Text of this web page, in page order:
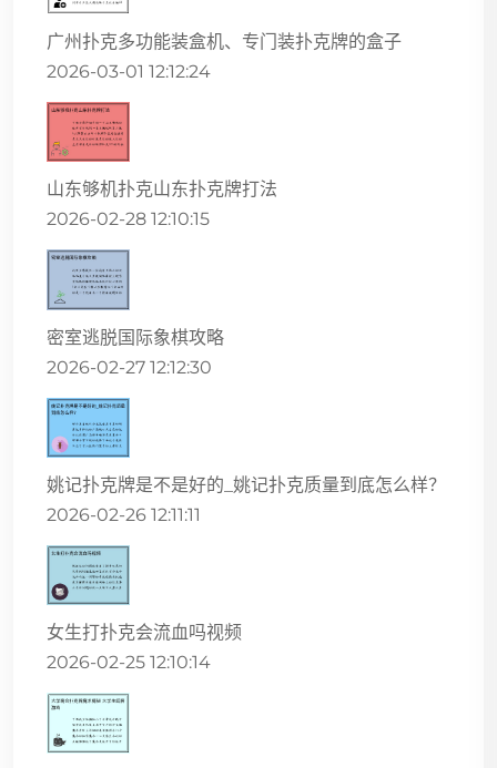
广州扑克多功能装盒机、专门装扑克牌的盒子
2026-03-01 12:12:24
山东够机扑克山东扑克牌打法
2026-02-28 12:10:15
密室逃脱国际象棋攻略
2026-02-27 12:12:30
姚记扑克牌是不是好的_姚记扑克质量到底怎么样？
2026-02-26 12:11:11
女生打扑克会流血吗视频
2026-02-25 12:10:14